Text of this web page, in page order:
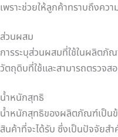
เพราะช่วยให้ลูกค้าทราบถึงคว
ส่วนผสม
การระบุส่วนผสมที่ใช้ในผลิตภั
วัตถุดิบที่ใช้และสามารถตรวจ
น้ำหนักสุทธิ
น้ำหนักสุทธิของผลิตภัณฑ์เป็น
สินค้าที่จะได้รับ ซึ่งเป็นปัจจัยส